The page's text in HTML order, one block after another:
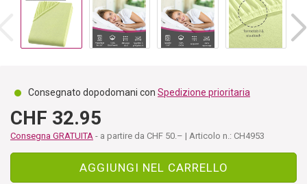
Consegnato dopodomani con Spedizione prioritaria
CHF 32.95
Consegna GRATUITA - a partire da CHF 50.– | Articolo n.: CH4953
AGGIUNGI NEL CARRELLO